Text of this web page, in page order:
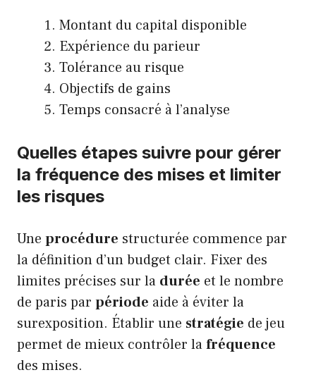
Montant du capital disponible
Expérience du parieur
Tolérance au risque
Objectifs de gains
Temps consacré à l’analyse
Quelles étapes suivre pour gérer
la fréquence des mises et limiter
les risques
Une procédure structurée commence par
la définition d’un budget clair. Fixer des
limites précises sur la durée et le nombre
de paris par période aide à éviter la
surexposition. Établir une stratégie de jeu
permet de mieux contrôler lafréquence
des mises.